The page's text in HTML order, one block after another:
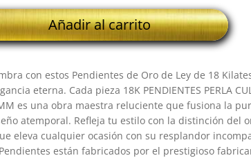
Añadir al carrito
con estos Pendientes de Oro de Ley de 18
eterna. Cada pieza 18K PENDIENTES PERLA
es una obra maestra reluciente que fusiona la
atemporal. Refleja tu estilo con la distinción del
eleva cualquier ocasión con su resplandor
están fabricados por el prestigioso